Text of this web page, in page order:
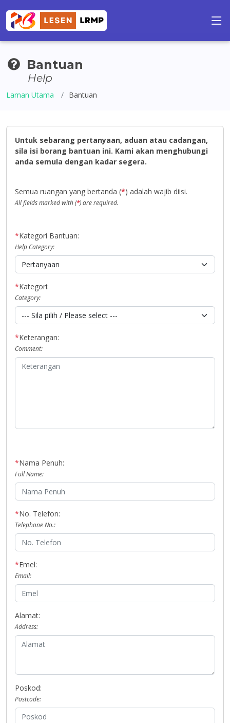
Bantuan
Help
Laman Utama Bantuan
Untuk sebarang pertanyaan, aduan atau cadangan,
sila isi borang bantuan ini. Kami akan menghubungi
anda semula dengan kadar segera.
Semua ruangan yang bertanda (*) adalah wajib diisi.
All fields marked with (*) are required.
*Kategori Bantuan:
Help Category:
*Kategori:
Category:
*Keterangan:
Comment:
*Nama Penuh:
Full Name:
*No. Telefon:
Telephone No.:
*Emel:
Email:
Alamat:
Address:
Poskod:
Postcode: